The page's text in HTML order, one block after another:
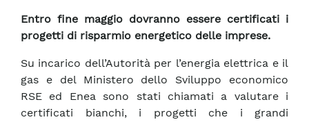
Entro fine maggio dovranno essere certificati i
progetti di risparmio energetico delle imprese.
Su incarico dell’Autorità per l’energia elettrica e il
gas e del Ministero dello Sviluppo economico
RSE ed Enea sono stati chiamati a valutare i
certificati bianchi, i progetti che i grandi